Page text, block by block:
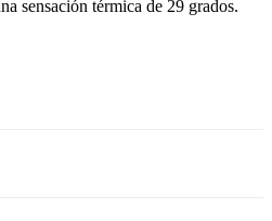
sensación térmica de 29 grados.